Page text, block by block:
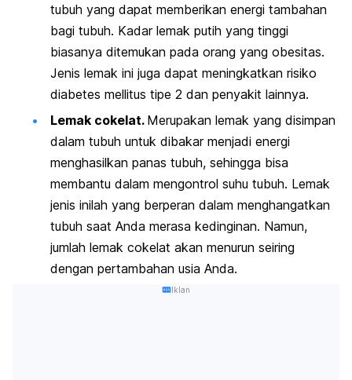
tubuh yang dapat memberikan energi tambahan
bagi tubuh. Kadar lemak putih yang tinggi
biasanya ditemukan pada orang yang obesitas.
Jenis lemak ini juga dapat meningkatkan risiko
diabetes mellitus tipe 2 dan penyakit lainnya.
Lemak cokelat. Merupakan lemak yang disimpan
dalam tubuh untuk dibakar menjadi energi
menghasilkan panas tubuh, sehingga bisa
membantu dalam mengontrol suhu tubuh. Lemak
jenis inilah yang berperan dalam menghangatkan
tubuh saat Anda merasa kedinginan. Namun,
jumlah lemak cokelat akan menurun seiring
dengan pertambahan usia Anda.
Iklan